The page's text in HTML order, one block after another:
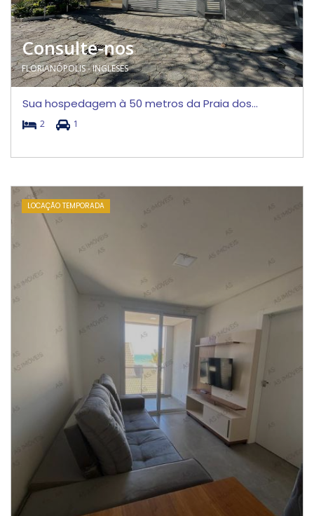
Consulte-nos
FLORIANÓPOLIS - INGLESES
Sua hospedagem à 50 metros da Praia dos...
2 1
LOCAÇÃO TEMPORADA